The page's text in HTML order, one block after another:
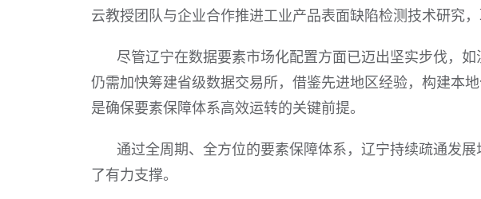
云教授团队与企业合作推进工业产品表面缺陷检测技术研究，
尽管辽宁在数据要素市场化配置方面已迈出坚实步伐，
仍需加快筹建省级数据交易所，借鉴先进地区经验，构建本
是确保要素保障体系高效运转的关键前提。
通过全周期、全方位的要素保障体系，辽宁持续疏通发
了有力支撑。